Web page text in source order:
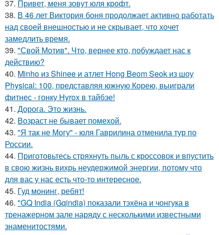
37. Привет, меня зовут юля крофт.
38. В 46 лет Виктория боня продолжает активно работать
над своей внешностью и не скрывает, что хочет
замедлить время.
39. "Свой Мотив". Что, вернее кто, побуждает нас к
действию?
40. Minho из Shinee и атлет Hong Beom Seok из шоу
Physical: 100, представляя южную Корею, выиграли
фитнес - гонку Hyrox в тайбэе!
41. Дорога. Это жизнь.
42. Возраст не бывает помехой.
43. "Я так не Могу" - юля Гаврилина отменила тур по
России.
44. Приготовьтесь стряхнуть пыль с кроссовок и впустить
в свою жизнь вихрь неудержимой энергии, потому что
для вас у нас есть что-то интересное.
45. Гуд монинг, ребят!
46. "GQ India (Gqindia) показали тэхёна и чонгука в
тренажерном зале наряду с несколькими известными
знаменитостями.